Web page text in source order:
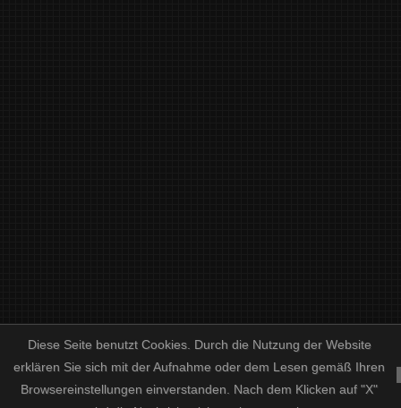
Diese Seite benutzt Cookies. Durch die Nutzung der Website
erklären Sie sich mit der Aufnahme oder dem Lesen gemäß Ihren
Browsereinstellungen einverstanden. Nach dem Klicken auf "X"